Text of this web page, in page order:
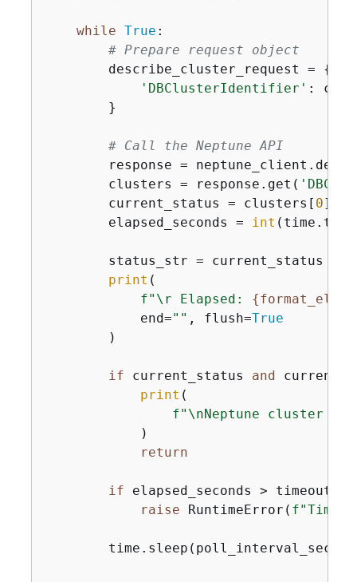
while True :
# Prepare request object
        describe_cluster_request =
{
'DBClusterIdentifier' :
        }
# Call the Neptune API
response =
        clusters = response.get(
        current_status = clusters[
0
        elapsed_seconds =
int
        status_str = current_status
print (
f"\r Elapsed: {
            end=
"" , flush=True
        )
if current_status and
print (
f"\nNeptune cluster
            )
return
if elapsed_seconds >
raise RuntimeError(